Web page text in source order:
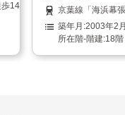
14分
京葉線「海浜幕
2003年2
18